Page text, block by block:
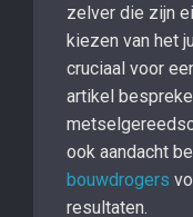
zelver die zijn
kiezen van het
cruciaal voor
artikel
ook aandacht
bouwdrogers
resultaten.